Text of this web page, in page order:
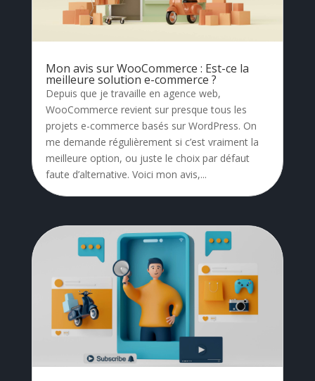
Mon avis sur WooCommerce : Est-ce la
meilleure solution e-commerce ?
Depuis que je travaille en agence web,
WooCommerce revient sur presque tous les
projets e-commerce basés sur WordPress. On
me demande régulièrement si c’est vraiment la
meilleure option, ou juste le choix par défaut
faute d’alternative. Voici mon avis,...